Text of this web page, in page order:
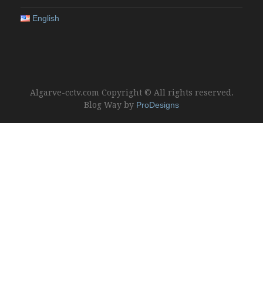
English
Algarve-cctv.com Copyright © All rights reserved.
Blog Way by ProDesigns